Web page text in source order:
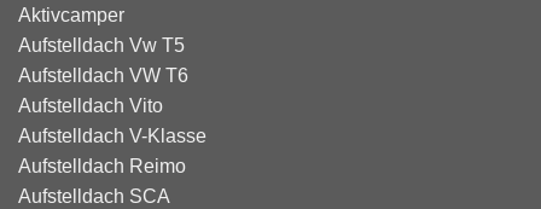
Aktivcamper
Aufstelldach Vw T5
Aufstelldach VW T6
Aufstelldach Vito
Aufstelldach V-Klasse
Aufstelldach Reimo
Aufstelldach SCA